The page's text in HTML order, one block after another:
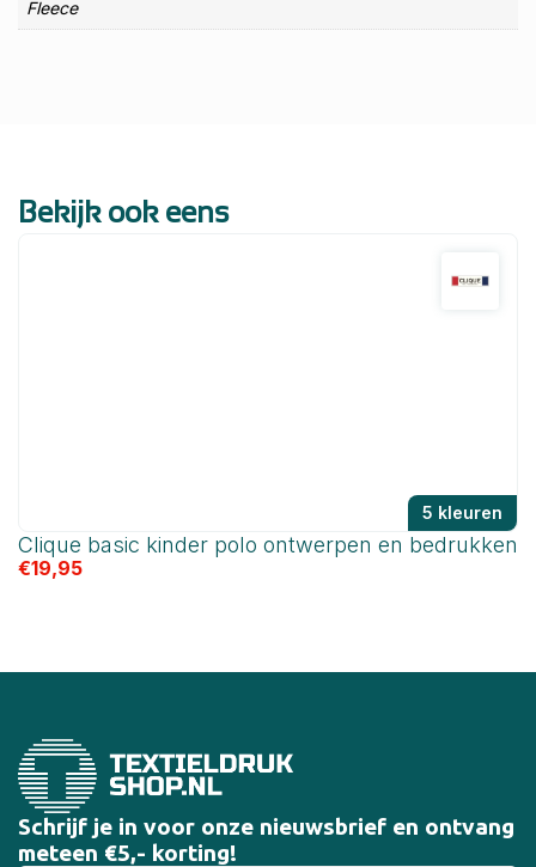
Fleece
Bekijk ook eens
5 kleuren
Clique basic kinder polo ontwerpen en bedrukken
€19,95
Schrijf je in voor onze nieuwsbrief en ontvang
meteen €5,- korting!